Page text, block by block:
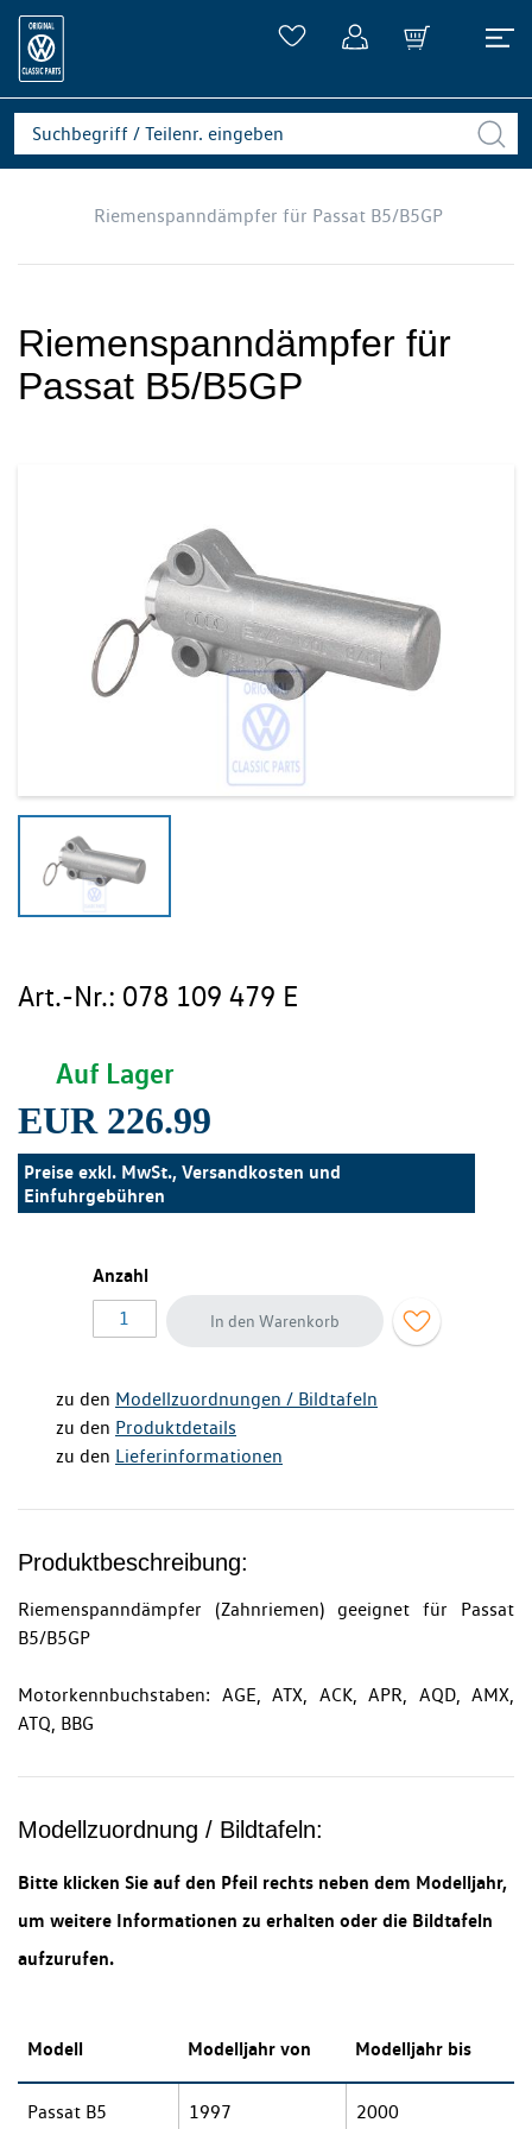
Riemenspanndämpfer für Passat B5/B5GP
Riemenspanndämpfer für
Passat B5/B5GP
Art.-Nr.: 078 109 479 E
Auf Lager
EUR 226.99
Preise exkl. MwSt., Versandkosten und
Einfuhrgebühren
Anzahl
In den Warenkorb
zu den Modellzuordnungen / Bildtafeln
zu den Produktdetails
zu den Lieferinformationen
Produktbeschreibung:
Riemenspanndämpfer (Zahnriemen) geeignet für Passat
B5/B5GP
Motorkennbuchstaben: AGE, ATX, ACK, APR, AQD, AMX,
ATQ, BBG
Modellzuordnung / Bildtafeln:
Bitte klicken Sie auf den Pfeil rechts neben dem Modelljahr,
um weitere Informationen zu erhalten oder die Bildtafeln
aufzurufen.
Modell Modelljahr von Modelljahr bis
Passat B5 1997 2000